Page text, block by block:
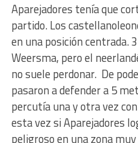
Aparejadores tenía que
partido. Los
en una posición centrada.
Weersma, pero el
no suele perdonar. De
pasaron a defender a 5
percutía una y otra vez
esta vez si Aparejadores
peligroso en una zona